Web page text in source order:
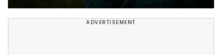
ADVERTISEMENT